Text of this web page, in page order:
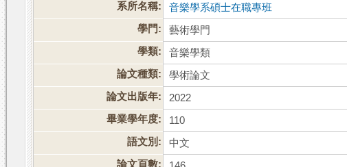
系所名稱:
音樂學系碩士在職專班
學門:
藝術學門
學類:
音樂學類
論文種類:
學術論文
論文出版年:
2022
畢業學年度:
110
語文別:
中文
論文頁數: